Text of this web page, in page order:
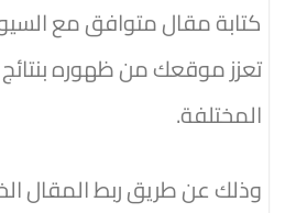
كتابة مقال متوافق مع
تعزز موقعك من ظهوره
المختلفة.
وذلك عن طريق ربط المقال